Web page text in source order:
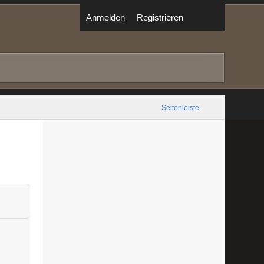
Anmelden Registrieren
Seitenleiste